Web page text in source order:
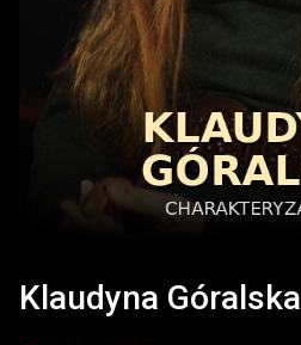
Klaudyna Góralska